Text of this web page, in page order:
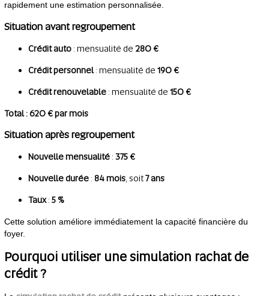
rapidement une estimation personnalisée.
Situation avant regroupement
Crédit auto: mensualité de 280 €
Crédit personnel: mensualité de 190 €
Crédit renouvelable: mensualité de 150 €
Total : 620 € par mois
Situation après regroupement
Nouvelle mensualité: 375 €
Nouvelle durée: 84 mois, soit7 ans
Taux: 5 %
Cette solution améliore immédiatement la capacité financière du
foyer.
Pourquoi utiliser une simulation rachat de
crédit ?